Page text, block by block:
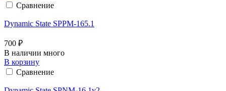
Сравнение
Dynamic State SPPM-165.1
700 ₽
В наличии много
В корзину
Сравнение